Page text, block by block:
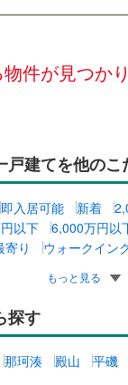
件が見つか
建てを他の
即入居可能 新着
以下 6,000万円以
寄り ウォークイン
もっと見る
探す
那珂湊 殿山 平磯
島根
香川
こ
)
)
い市
町(0)
町(0)
町(0
こ
こ
工・品質・工法関
、制震構造
住宅（0）
が始発駅
全体